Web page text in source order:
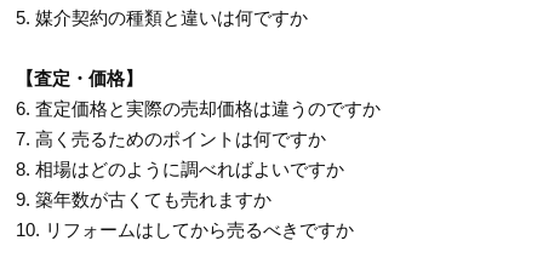
5. 媒介契約の種類と違いは何ですか
【査定・価格】
6. 査定価格と実際の売却価格は違うのですか
7. 高く売るためのポイントは何ですか
8. 相場はどのように調べればよいですか
9. 築年数が古くても売れますか
10. リフォームはしてから売るべきですか